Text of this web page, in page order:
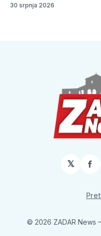
30 srpnja 2026
𝕏
© 2026 ZADAR News